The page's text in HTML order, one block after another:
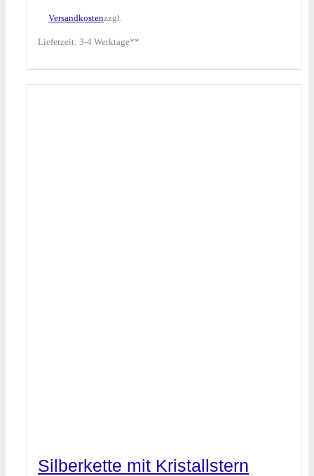
zzgl.
Versandkosten
Lieferzeit: 3-4 Werktage**
Silberkette mit Kristallstern